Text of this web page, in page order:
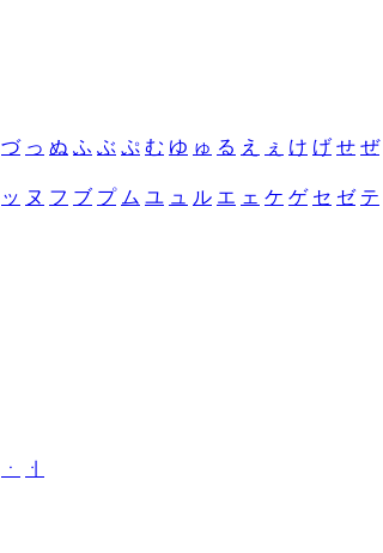
づ っ ぬ ふ ぶ ぷ む ゆ ゅ る え ぇ け げ せ ぜ
ッ ヌ フ ブ プ ム ユ ュ ル エ ェ ケ ゲ セ ゼ テ
ㆍ
ㆎ